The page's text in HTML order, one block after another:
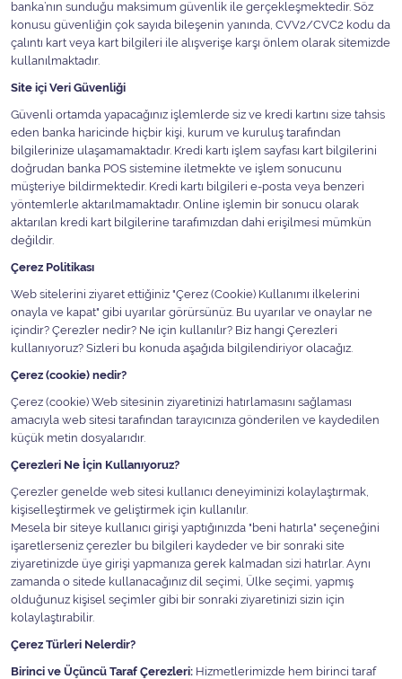
banka’nın sunduğu maksimum güvenlik ile gerçekleşmektedir. Söz
konusu güvenliğin çok sayıda bileşenin yanında, CVV2/CVC2 kodu da
çalıntı kart veya kart bilgileri ile alışverişe karşı önlem olarak sitemizde
kullanılmaktadır.
Site içi Veri Güvenliği
Güvenli ortamda yapacağınız işlemlerde siz ve kredi kartını size tahsis
eden banka haricinde hiçbir kişi, kurum ve kuruluş tarafından
bilgilerinize ulaşamamaktadır. Kredi kartı işlem sayfası kart bilgilerini
doğrudan banka POS sistemine iletmekte ve işlem sonucunu
müşteriye bildirmektedir. Kredi kartı bilgileri e-posta veya benzeri
yöntemlerle aktarılmamaktadır. Online işlemin bir sonucu olarak
aktarılan kredi kart bilgilerine tarafımızdan dahi erişilmesi mümkün
değildir.
Çerez Politikası
Web sitelerini ziyaret ettiğiniz "Çerez (Cookie) Kullanımı ilkelerini
onayla ve kapat" gibi uyarılar görürsünüz. Bu uyarılar ve onaylar ne
içindir? Çerezler nedir? Ne için kullanılır? Biz hangi Çerezleri
kullanıyoruz? Sizleri bu konuda aşağıda bilgilendiriyor olacağız.
Çerez (cookie) nedir?
Çerez (cookie) Web sitesinin ziyaretinizi hatırlamasını sağlaması
amacıyla web sitesi tarafından tarayıcınıza gönderilen ve kaydedilen
küçük metin dosyalarıdır.
Çerezleri Ne İçin Kullanıyoruz?
Çerezler genelde web sitesi kullanıcı deneyiminizi kolaylaştırmak,
kişiselleştirmek ve geliştirmek için kullanılır.
Mesela bir siteye kullanıcı girişi yaptığınızda "beni hatırla" seçeneğini
işaretlerseniz çerezler bu bilgileri kaydeder ve bir sonraki site
ziyaretinizde üye girişi yapmanıza gerek kalmadan sizi hatırlar. Aynı
zamanda o sitede kullanacağınız dil seçimi, Ülke seçimi, yapmış
olduğunuz kişisel seçimler gibi bir sonraki ziyaretinizi sizin için
kolaylaştırabilir.
Çerez Türleri Nelerdir?
Birinci ve Üçüncü Taraf Çerezleri: Hizmetlerimizde hem birinci taraf